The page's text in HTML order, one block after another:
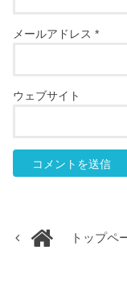
メールアドレス*
ウェブサイト
トップペ